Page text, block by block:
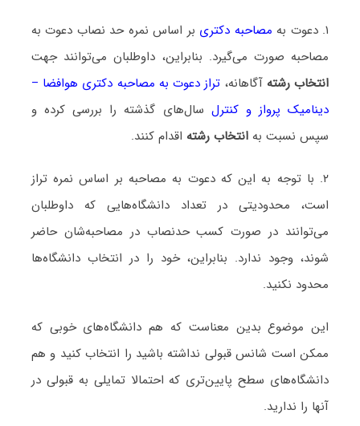
۱. دعوت به مصاحبه دکتری بر اساس نمره حد نصاب دعوت به
مصاحبه صورت می‌گیرد. بنابراین، داوطلبان می‌توانند جهت
انتخاب رشته آگاهانه، تراز دعوت به مصاحبه دکتری هوافضا –
دینامیک پرواز و کنترل سال‌های گذشته را بررسی کرده و
سپس نسبت به انتخاب رشته اقدام کنند.
۲. با توجه به این که دعوت به مصاحبه بر اساس نمره تراز
است، محدودیتی در تعداد دانشگاه‌هایی که داوطلبان
می‌توانند در صورت کسب حدنصاب در مصاحبه‌شان حاضر
شوند، وجود ندارد. بنابراین، خود را در انتخاب دانشگاه‌ها
محدود نکنید.
این موضوع بدین معناست که هم دانشگاه‌های خوبی که
ممکن است شانس قبولی نداشته باشید را انتخاب کنید و هم
دانشگاه‌های سطح پایین‌تری که احتمالا تمایلی به قبولی در
آنها را ندارید.